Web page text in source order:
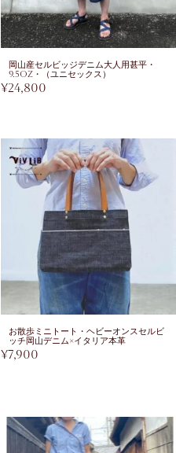
岡山産セルビッジデニム大人用甚平・
9.5oz・（ユニセックス）
¥24,800
お散歩ミニトート・ヘビーオンスセルビ
ッチ岡山デニム×イタリア本革
¥7,900